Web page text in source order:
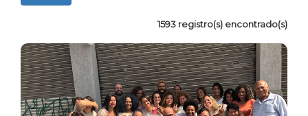
1593 registro(s) encontrado(s)